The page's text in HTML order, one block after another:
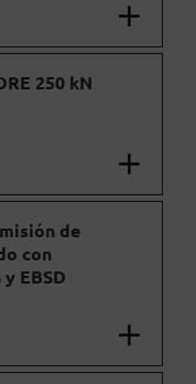
250 kN
de
con
EBSD